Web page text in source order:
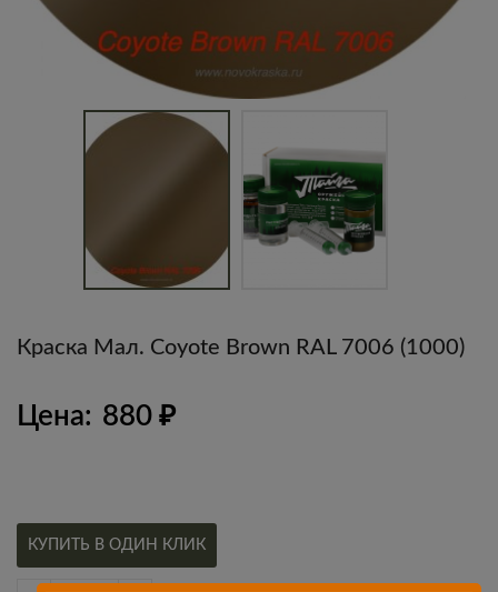
Краска Мал. Coyote Brown RAL 7006 (1000)
Цена: 880 ₽
КУПИТЬ В ОДИН КЛИК